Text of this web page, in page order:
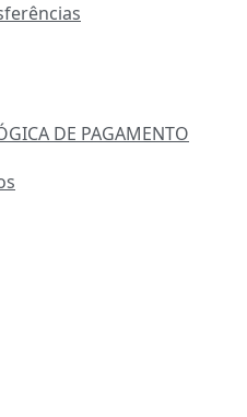
DE PAGAMENTO